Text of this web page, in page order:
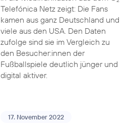
Telefónica Netz zeigt: Die Fans
kamen aus ganz Deutschland und
viele aus den USA. Den Daten
zufolge sind sie im Vergleich zu
den Besucher:innen der
Fußballspiele deutlich jünger und
digital aktiver.
17. November 2022